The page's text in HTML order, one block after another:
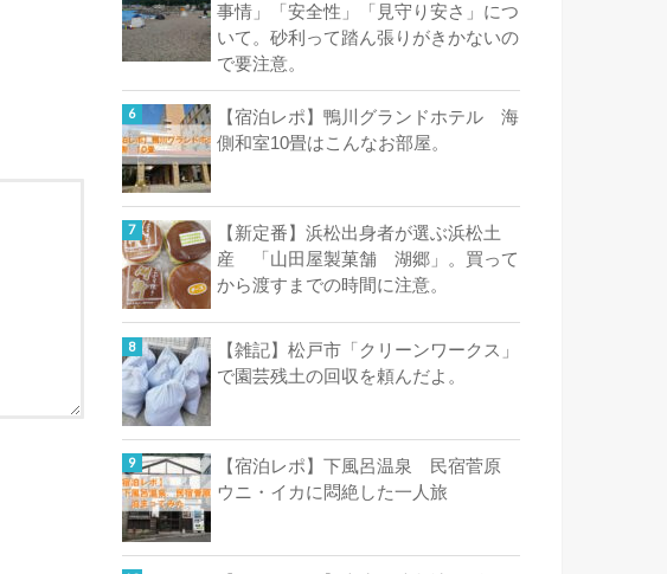
事情」「安全性」「見守り安さ」につ
いて。砂利って踏ん張りがきかないの
で要注意。
【宿泊レポ】鴨川グランドホテル 海
側和室10畳はこんなお部屋。
【新定番】浜松出身者が選ぶ浜松土
産 「山田屋製菓舗 湖郷」。買って
から渡すまでの時間に注意。
【雑記】松戸市「クリーンワークス」
で園芸残土の回収を頼んだよ。
【宿泊レポ】下風呂温泉 民宿菅原
ウニ・イカに悶絶した一人旅